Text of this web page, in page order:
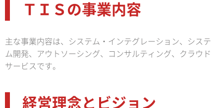
ＴＩＳの事業内容
主な事業内容は、システム・インテグレーション、システ
ム開発、アウトソーシング、コンサルティング、クラウド
サービスです。
経営理念とビジョン